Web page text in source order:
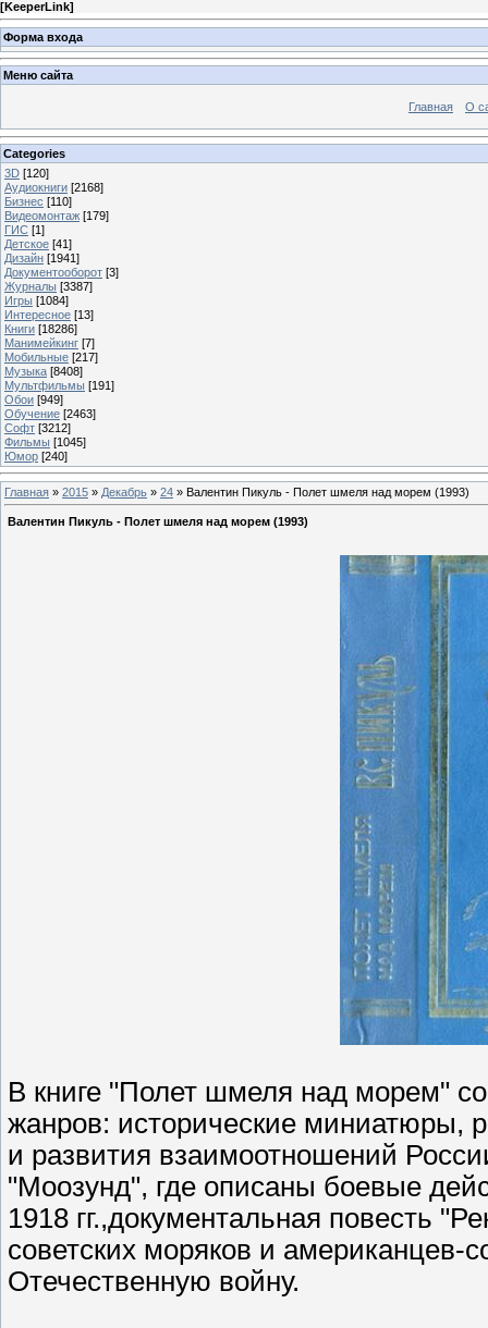
[KeeperLink]
Форма входа
Меню сайта
Главная О
Categories
3D [120]
Аудиокниги [2168]
Бизнес [110]
Видеомонтаж [179]
ГИС [1]
Детское [41]
Дизайн [1941]
Документооборот [3]
Журналы [3387]
Игры [1084]
Интересное [13]
Книги [18286]
Манимейкинг [7]
Мобильные [217]
Музыка [8408]
Мультфильмы [191]
Обои [949]
Обучение [2463]
Софт [3212]
Фильмы [1045]
Юмор [240]
Главная » 2015 » Декабрь » 24 » Валентин Пикуль - Полет шмеля над морем (1993)
Валентин Пикуль - Полет шмеля над морем (1993)
В книге "Полет шмеля над морем"
жанров: исторические миниатюры,
и развития взаимоотношений
"Моозунд", где описаны боевые
1918 гг.,документальная повесть
советских моряков и
Отечественную войну.